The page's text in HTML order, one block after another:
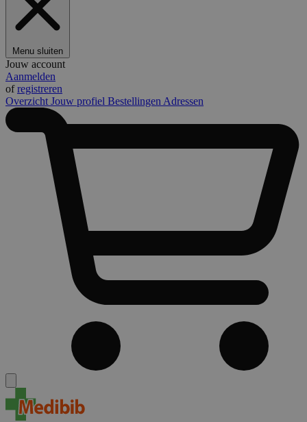
Menu sluiten
Jouw account
Aanmelden
ofregistreren
Overzicht Jouw profiel Bestellingen Adressen